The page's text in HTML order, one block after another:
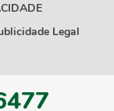
Legal